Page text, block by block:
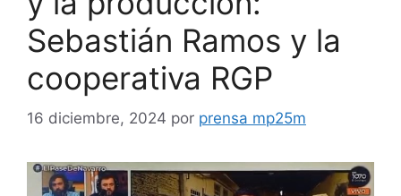
Sebastián Ramos y la
cooperativa RGP
16 diciembre, 2024 por prensa mp25m